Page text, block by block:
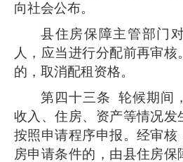
向社会公布。
县住房保障主管部门
人，应当进行分配前再审
的，取消配租资格。
第四十三条 轮候期间
收入、住房、资产等情况发
按照申请程序申报。经审核
房申请条件的，由县住房保